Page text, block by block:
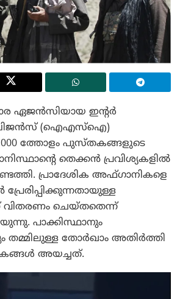
ഏജന്‍സിയായ ഇന്റര്‍
(ഐഎസ്ഐ)
ത്തോളം പുസ്തകങ്ങളുടെ
തെക്കന്‍ പ്രവിശ്യകളില്‍
പ്രാദേശിക അഫ്ഗാനികളെ
ചെയ്തതെന്ന്
പാക്കിസ്ഥാനും
തോര്‍ഖാം അതിര്‍ത്തി
അയച്ചത്.